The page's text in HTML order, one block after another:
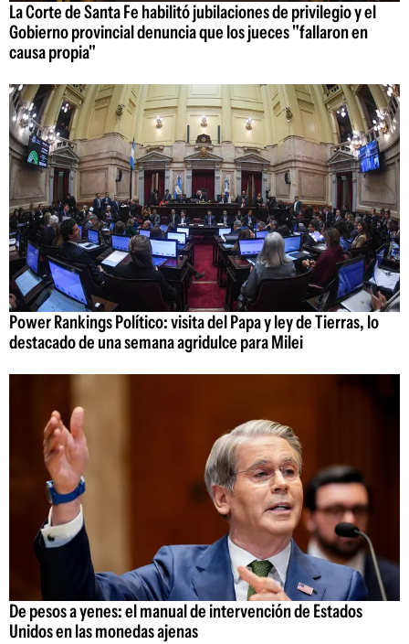
La Corte de Santa Fe habilitó jubilaciones de privilegio y el
Gobierno provincial denuncia que los jueces "fallaron en
causa propia"
Power Rankings Político: visita del Papa y ley de Tierras, lo
destacado de una semana agridulce para Milei
De pesos a yenes: el manual de intervención de Estados
Unidos en las monedas ajenas